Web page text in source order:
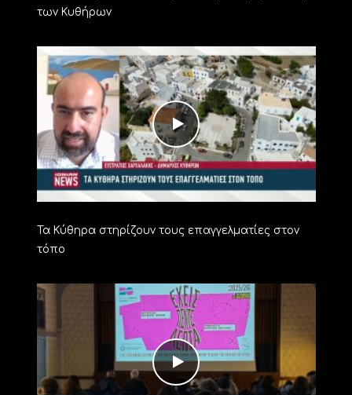
των Κυθήρων
Τα Κύθηρα στηρίζουν τους επαγγελματίες στον
τόπο